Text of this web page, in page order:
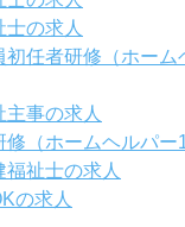
の求人
初任者研修（ホーム
事の求人
（ホームヘルパー
祉士の求人
の求人